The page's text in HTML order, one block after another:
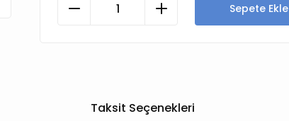
Sepete Ekle
Taksit Seçenekleri